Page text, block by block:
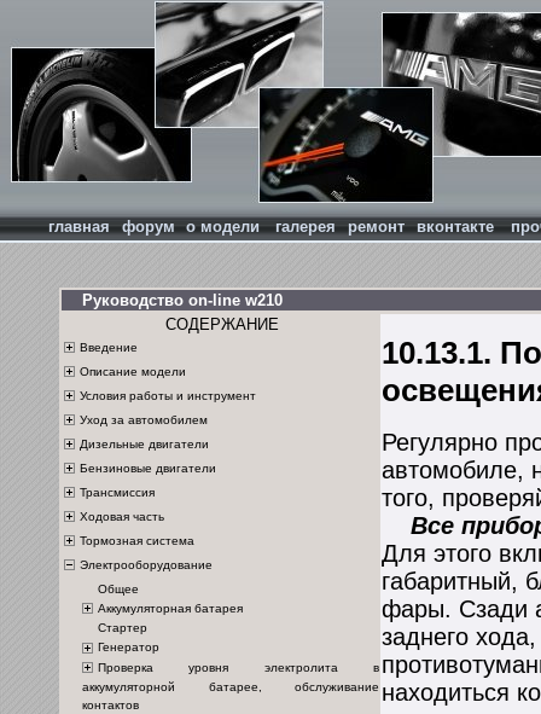
главная форум о модели галерея ремонт вконтакте
Руководство on-line w210
СОДЕРЖАНИЕ
Введение
Описание модели
Условия работы и инструмент
Уход за автомобилем
Дизельные двигатели
Бензиновые двигатели
Трансмиссия
Ходовая часть
Тормозная система
Электрооборудование
Общее
Аккумуляторная батарея
Стартер
Генератор
Проверка уровня электролита в
аккумуляторной батарее, обслуживание
контактов
10.13.1.
Регулярно
автомобиле,
того,
Все
Для этого
габаритный,
фары. Сзади
заднего
находиться